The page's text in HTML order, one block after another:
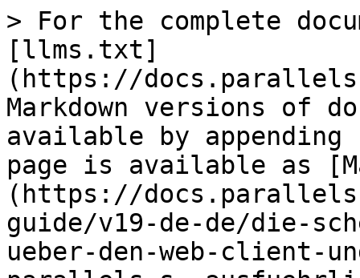
> For the complete
[llms.txt]
(https://
Markdown versions of
available by
page is available as
(https://
guide/v19-de-de/die-
ueber-den-web-client-